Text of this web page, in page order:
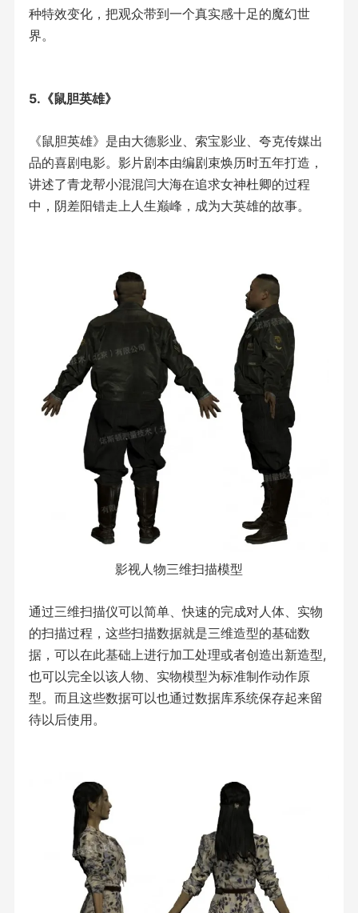
种特效变化，把观众带到一个真实感十足的魔幻世
界。
5.《鼠胆英雄》
《鼠胆英雄》是由大德影业、索宝影业、夸克传媒出
品的喜剧电影。影片剧本由编剧束焕历时五年打造，
讲述了青龙帮小混混闫大海在追求女神杜卿的过程
中，阴差阳错走上人生巅峰，成为大英雄的故事。
影视人物三维扫描模型
通过三维扫描仪可以简单、快速的完成对人体、实物
的扫描过程，这些扫描数据就是三维造型的基础数
据，可以在此基础上进行加工处理或者创造出新造型,
也可以完全以该人物、实物模型为标准制作动作原
型。而且这些数据可以也通过数据库系统保存起来留
待以后使用。